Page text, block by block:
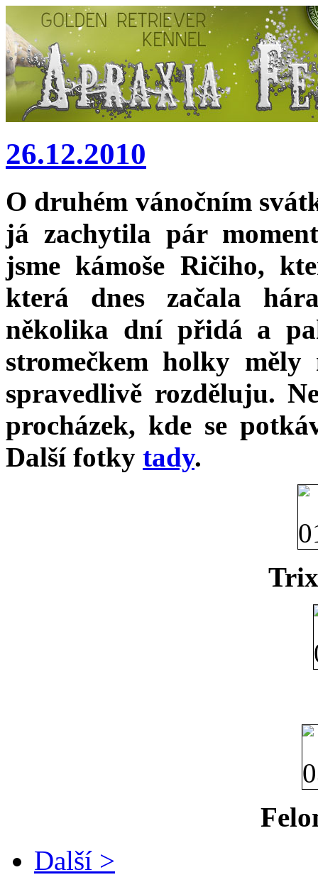
26.12.2010
O druhém vánočním
já zachytila pár
jsme kámoše Ričiho,
která dnes začala
několika dní přidá a
stromečkem holky
spravedlivě rozděluju.
procházek, kde se
Další fotky tady.
Další >